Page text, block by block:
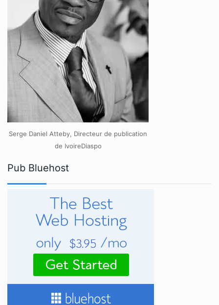
Serge Daniel Atteby, Directeur de publication
de IvoireDiaspo
Pub Bluehost